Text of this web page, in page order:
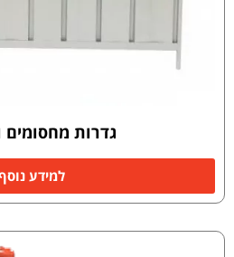
גדרות מחסומים ומעקות
למידע נוסף